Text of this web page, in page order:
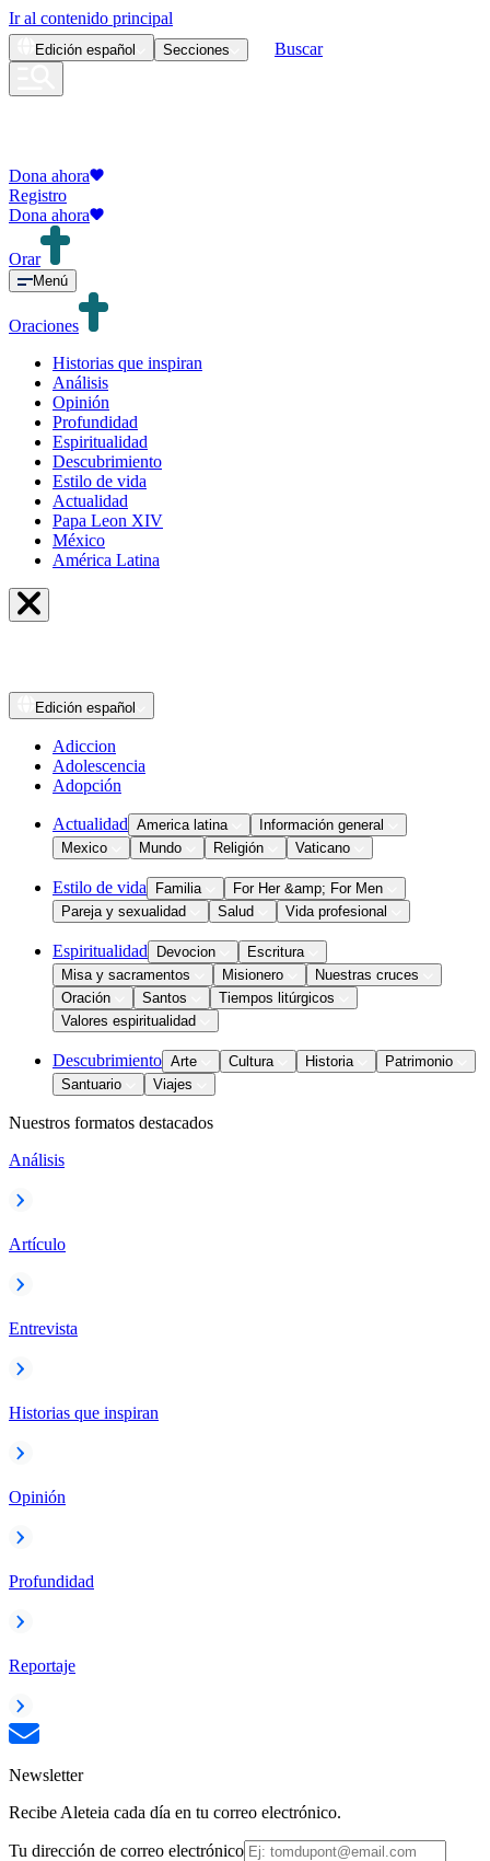
Ir al contenido principal
Edición español Secciones Buscar
Dona ahora
Registro
Dona ahora
Orar
Menú
Oraciones
Historias que inspiran
Análisis
Opinión
Profundidad
Espiritualidad
Descubrimiento
Estilo de vida
Actualidad
Papa Leon XIV
México
América Latina
Edición español
Adiccion
Adolescencia
Adopción
Actualidad America latina
Información general
Mexico
Mundo Religión Vaticano
Estilo de vida Familia
For Her &amp; For Men
Pareja y sexualidad
Salud Vida profesional
Espiritualidad Devocion
Escritura
Misa y sacramentos
Misionero
Nuestras cruces
Oración
Santos
Tiempos litúrgicos
Valores espiritualidad
Descubrimiento Arte Cultura Historia
Patrimonio
Santuario
Viajes
Nuestros formatos destacados
Análisis
Artículo
Entrevista
Historias que inspiran
Opinión
Profundidad
Reportaje
Newsletter
Recibe Aleteia cada día en tu correo electrónico.
Tu dirección de correo electrónico